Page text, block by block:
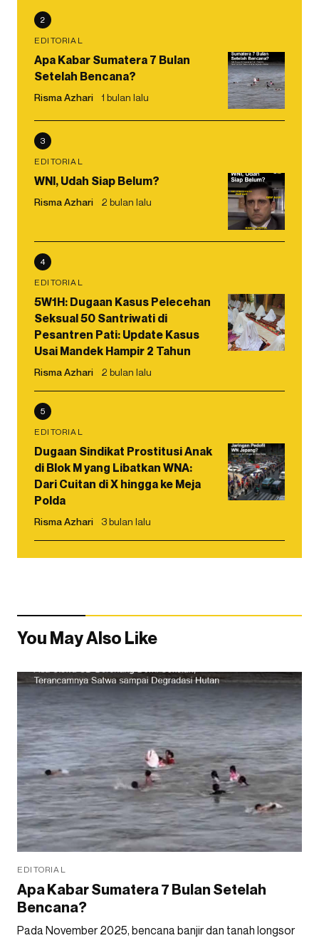
2
EDITORIAL
Apa Kabar Sumatera 7 Bulan
Setelah Bencana?
Risma Azhari 1 bulan lalu
3
EDITORIAL
WNI, Udah Siap Belum?
Risma Azhari 2 bulan lalu
4
EDITORIAL
5W1H: Dugaan Kasus Pelecehan
Seksual 50 Santriwati di
Pesantren Pati: Update Kasus
Usai Mandek Hampir 2 Tahun
Risma Azhari 2 bulan lalu
5
EDITORIAL
Dugaan Sindikat Prostitusi Anak
di Blok M yang Libatkan WNA:
Dari Cuitan di X hingga ke Meja
Polda
Risma Azhari 3 bulan lalu
You May Also Like
EDITORIAL
Apa Kabar Sumatera 7 Bulan Setelah
Bencana?
Pada November 2025, bencana banjir dan tanah longsor